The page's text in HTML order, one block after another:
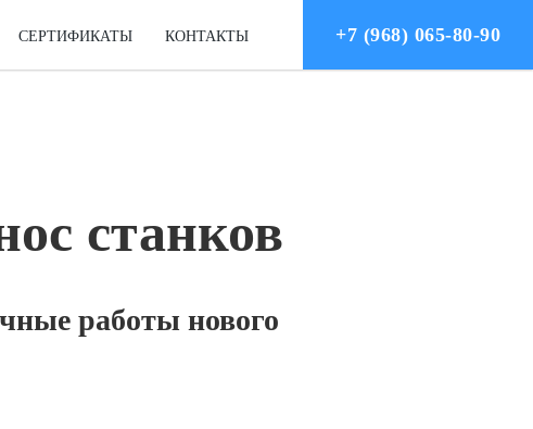
+7 (968) 065-80-90
СЕРТИФИКАТЫ КОНТАКТЫ
станков
работы нового